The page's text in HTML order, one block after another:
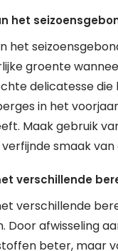
het
het
groente
delicatesse die
in het
Maak gebruik
smaak van
verschillende
verschillende
Door afwisseling
beter, maar